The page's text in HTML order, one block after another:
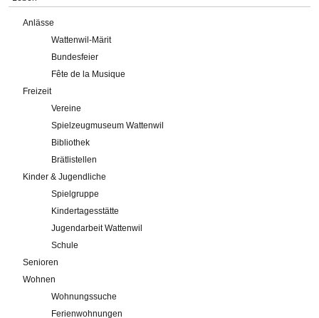
Anlässe
Wattenwil-Märit
Bundesfeier
Fête de la Musique
Freizeit
Vereine
Spielzeugmuseum Wattenwil
Bibliothek
Brätlistellen
Kinder & Jugendliche
Spielgruppe
Kindertagesstätte
Jugendarbeit Wattenwil
Schule
Senioren
Wohnen
Wohnungssuche
Ferienwohnungen